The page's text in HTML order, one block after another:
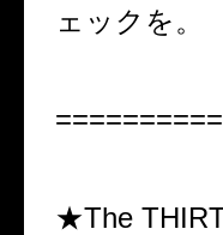
ェックを。
★The